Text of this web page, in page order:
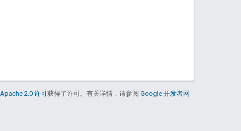
Apache 2.0 许可获得了许可。有关详情，请参阅 Google 开发者网